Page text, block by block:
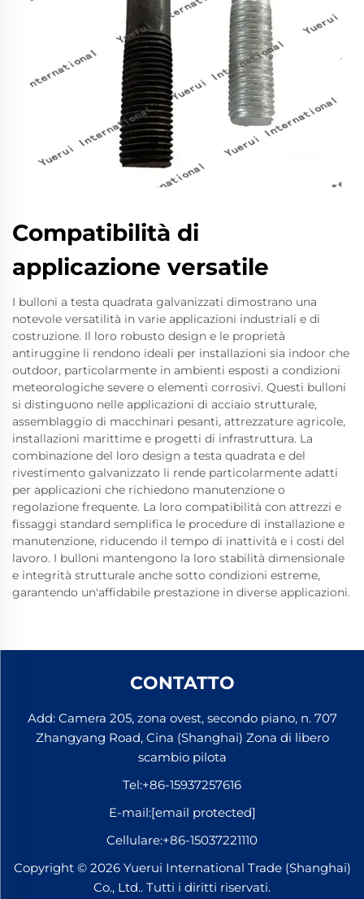
Compatibilità di
applicazione versatile
I bulloni a testa quadrata galvanizzati dimostrano una
notevole versatilità in varie applicazioni industriali e di
costruzione. Il loro robusto design e le proprietà
antiruggine li rendono ideali per installazioni sia indoor che
outdoor, particolarmente in ambienti esposti a condizioni
meteorologiche severe o elementi corrosivi. Questi bulloni
si distinguono nelle applicazioni di acciaio strutturale,
assemblaggio di macchinari pesanti, attrezzature agricole,
installazioni marittime e progetti di infrastruttura. La
combinazione del loro design a testa quadrata e del
rivestimento galvanizzato li rende particolarmente adatti
per applicazioni che richiedono manutenzione o
regolazione frequente. La loro compatibilità con attrezzi e
fissaggi standard semplifica le procedure di installazione e
manutenzione, riducendo il tempo di inattività e i costi del
lavoro. I bulloni mantengono la loro stabilità dimensionale
e integrità strutturale anche sotto condizioni estreme,
garantendo un'affidabile prestazione in diverse applicazioni.
CONTATTO
Add: Camera 205, zona ovest, secondo piano, n. 707
Zhangyang Road, Cina (Shanghai) Zona di libero
scambio pilota
Tel:+86-15937257616
E-mail:[email protected]
Cellulare:+86-15037221110
Copyright © 2026 Yuerui International Trade (Shanghai)
Co., Ltd.. Tutti i diritti riservati.